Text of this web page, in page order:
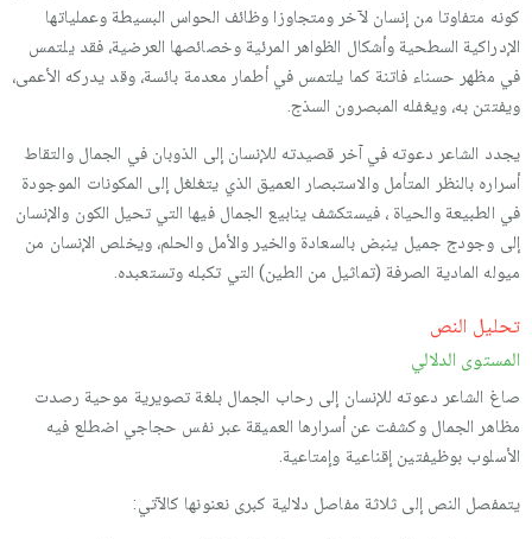
كونه متفاوتا من إنسان لآخر ومتجاوزا وظائف الحواس البسيطة وعملياتها
الإدراكية السطحية وأشكال الظواهر المرئية وخصائصها العرضية، فقد يلتمس
في مظهر حسناء فاتنة كما يلتمس في أطمار معدمة بائسة، وقد يدركه الأعمى،
ويفتتن به، ويغفله المبصرون السذج.
يجدد الشاعر دعوته في آخر قصيدته للإنسان إلى الذوبان في الجمال والتقاط
أسراره بالنظر المتأمل والاستبصار العميق الذي يتغلغل إلى المكونات الموجودة
في الطبيعة والحياة ، فيستكشف ينابيع الجمال فيها التي تحيل الكون والإنسان
إلى وجودج جميل ينبض بالسعادة والخير والأمل والحلم، ويخلص الإنسان من
ميوله المادية الصرفة (تماثيل من الطين) التي تكبله وتستعبده.
تحليل النص
المستوى الدلالي
صاغ الشاعر دعوته للإنسان إلى رحاب الجمال بلغة تصويرية موحية رصدت
مظاهر الجمال وكشفت عن أسرارها العميقة عبر نفس حجاجي اضطلع فيه
الأسلوب بوظيفتين إقناعية وإمتاعية.
يتمفصل النص إلى ثلاثة مفاصل دلالية كبرى نعنونها كالآتي: